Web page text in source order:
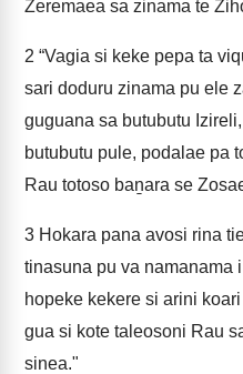
Zeremaea sa zinama te
2 “Vagia si keke pepa ta
sari doduru zinama pu ele
guguana sa butubutu
butubutu pule, podalae pa
Rau totoso baṉara se
3 Hokara pana avosi rina
tinasuna pu va namanama
hopeke kekere si arini
gua si kote taleosoni Rau
sinea."